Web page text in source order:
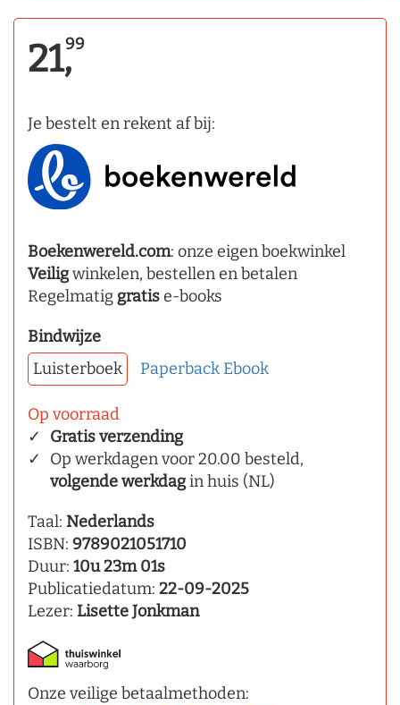
21,99
Je bestelt en rekent af bij:
Boekenwereld.com: onze eigen boekwinkel
Veiligwinkelen, bestellen en betalen
Regelmatig gratise-books
Bindwijze
Luisterboek
Paperback Ebook
Op voorraad
Gratis verzending
Op werkdagen voor 20.00 besteld,
volgende werkdagin huis (NL)
Taal: Nederlands
ISBN: 9789021051710
Duur: 10u 23m 01s
Publicatiedatum: 22-09-2025
Lezer: Lisette Jonkman
Onze veilige betaalmethoden: